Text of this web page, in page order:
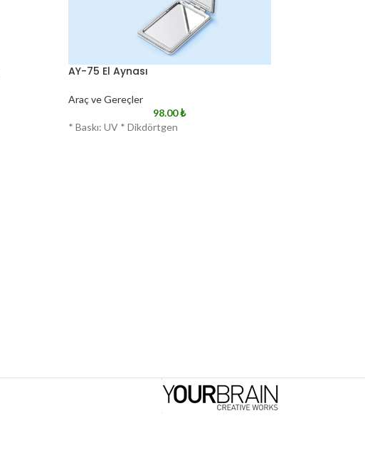
AY-75 El Aynası
Araç ve Gereçler
98.00₺
* Baskı: UV * Dikdörtgen